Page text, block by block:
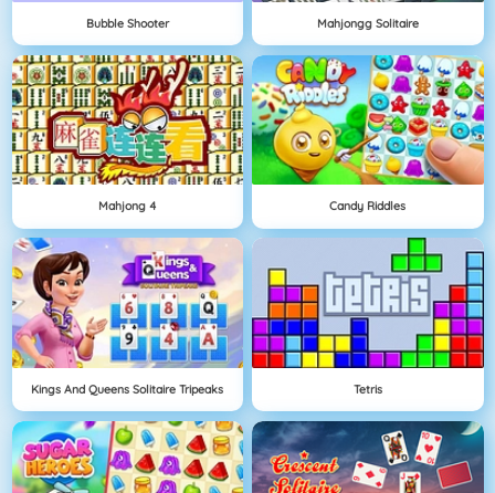
Bubble Shooter Mahjongg Solitaire
Mahjong 4 Candy Riddles
Kings And Queens Solitaire Tripeaks Tetris